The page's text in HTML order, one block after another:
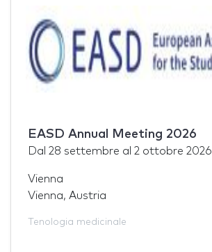
EASD Annual Meeting 2026
Dal 28 settembre al 2 ottobre 2026
Vienna
Vienna, Austria
Tenologia medicinale